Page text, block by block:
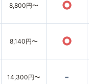
8,800円〜 ○
8,140円〜 ○
14,300円〜 -